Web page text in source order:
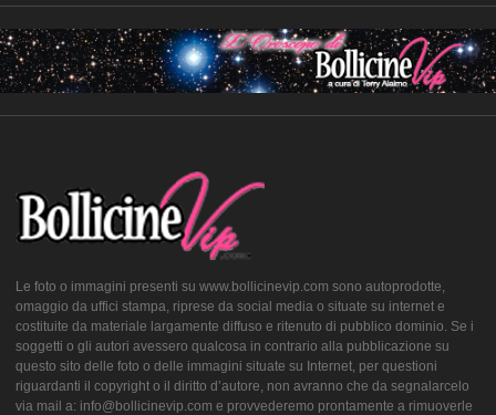
Le foto o immagini presenti su www.bollicinevip.com sono autoprodotte,
omaggio da uffici stampa, riprese da social media o situate su internet e
costituite da materiale largamente diffuso e ritenuto di pubblico dominio. Se i
soggetti o gli autori avessero qualcosa in contrario alla pubblicazione su
questo sito delle foto o delle immagini situate su Internet, per questioni
riguardanti il copyright o il diritto d’autore, non avranno che da segnalarcelo
via mail a: info@bollicinevip.com e provvederemo prontamente a rimuoverle